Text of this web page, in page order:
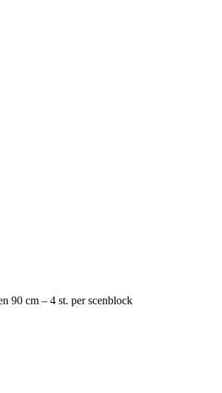
90 cm – 4 st. per scenblock